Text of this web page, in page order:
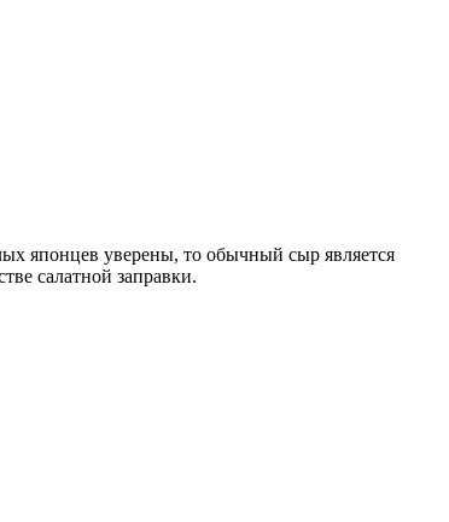
японцев уверены, то обычный сыр является
салатной заправки.